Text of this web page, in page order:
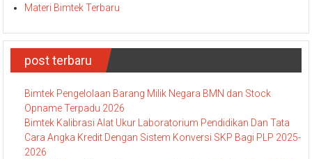
Materi Bimtek Terbaru
post terbaru
Bimtek Pengelolaan Barang Milik Negara BMN dan Stock
Opname Terpadu 2026
Bimtek Kalibrasi Alat Ukur Laboratorium Pendidikan Dan Tata
Cara Angka Kredit Dengan Sistem Konversi SKP Bagi PLP 2025-
2026